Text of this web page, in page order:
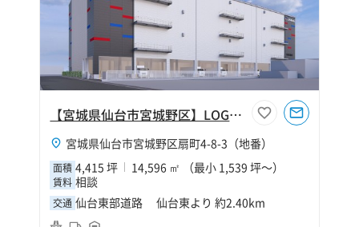
【宮城県仙台市宮城野区】LOGIBASE仙台Ⅱ
宮城県仙台市宮城野区扇町4-8-3（地番）
面積 4,415 坪 14,596 ㎡ （最小 1,539 坪～）
賃料 相談
交通 仙台東部道路 仙台東より 約2.40km